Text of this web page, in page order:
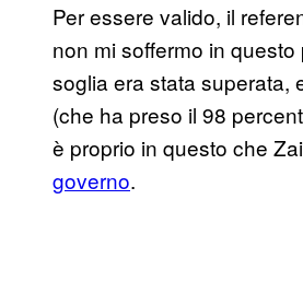
Per essere valido, il
non mi soffermo in
soglia era stata superata,
(che ha preso il 98
è proprio in questo che
governo.